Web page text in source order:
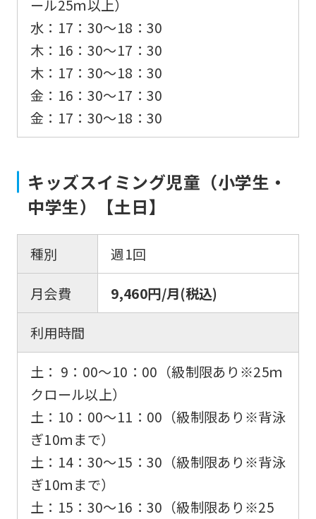
ール25ｍ以上）
水：17：30〜18：30
木：16：30〜17：30
木：17：30〜18：30
金：16：30〜17：30
金：17：30〜18：30
キッズスイミング児童（小学生・
中学生）【土日】
種別
週1回
月会費
9,460円/月(税込)
利用時間
土： 9：00～10：00（級制限あり※25ｍ
クロール以上）
土：10：00～11：00（級制限あり※背泳
ぎ10ｍまで）
土：14：30～15：30（級制限あり※背泳
ぎ10ｍまで）
土：15：30～16：30（級制限あり※25